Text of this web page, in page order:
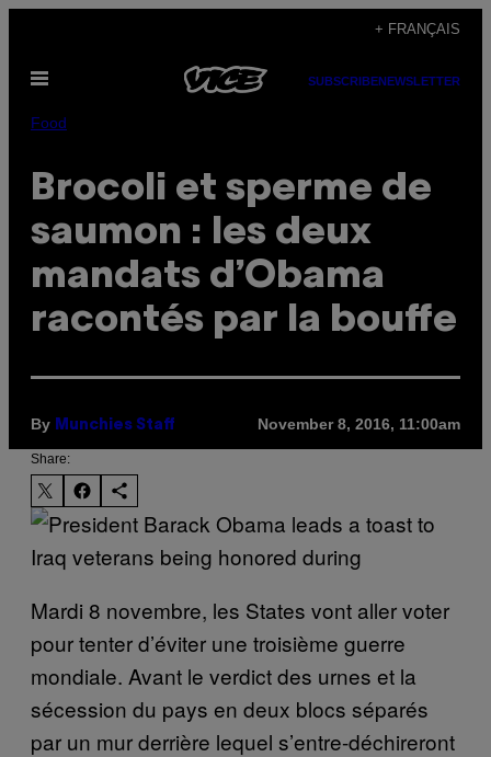
content
+ FRANÇAIS
Open
SUBSCRIBENEWSLETTER
Food
Brocoli et sperme de
saumon : les deux
mandats d’Obama
racontés par la bouffe
By Munchies Staff November 8, 2016, 11:00am
Share:
Mardi 8 novembre, les States vont aller voter
pour tenter d’éviter une troisième guerre
mondiale. Avant le verdict des urnes et la
sécession du pays en deux blocs séparés
par un mur derrière lequel s’entre-déchireront